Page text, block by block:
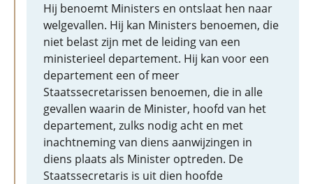
Hij benoemt Ministers en ontslaat hen naar
welgevallen. Hij kan Ministers benoemen, die
niet belast zijn met de leiding van een
ministerieel departement. Hij kan voor een
departement een of meer
Staatssecretarissen benoemen, die in alle
gevallen waarin de Minister, hoofd van het
departement, zulks nodig acht en met
inachtneming van diens aanwijzingen in
diens plaats als Minister optreden. De
Staatssecretaris is uit dien hoofde